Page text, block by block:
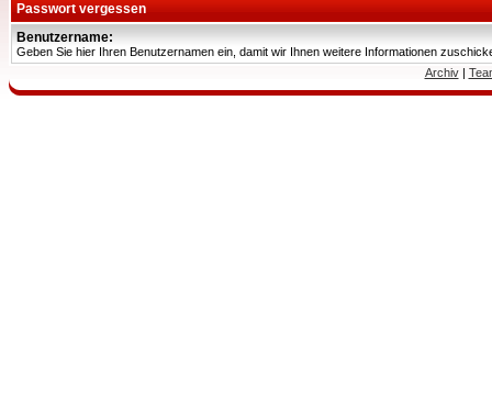
Passwort vergessen
Benutzername:
Geben Sie hier Ihren Benutzernamen ein, damit wir Ihnen weitere Informationen
Archiv|